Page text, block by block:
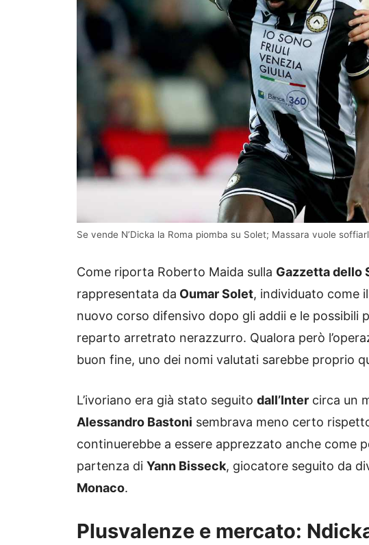
Se vende N’Dicka la Roma piomba su Solet; Massara vuole
Come riporta Roberto Maida sulla Gazzetta dello
rappresentata da Oumar Solet, individuato come
nuovo corso difensivo dopo gli addii e le possibili
reparto arretrato nerazzurro. Qualora però
buon fine, uno dei nomi valutati sarebbe proprio
L’ivoriano era già stato seguito dall’Inter circa un
Alessandro Bastoni sembrava meno certo
continuerebbe a essere apprezzato anche come
partenza di Yann Bisseck, giocatore seguito da
Monaco.
Plusvalenze e mercato: